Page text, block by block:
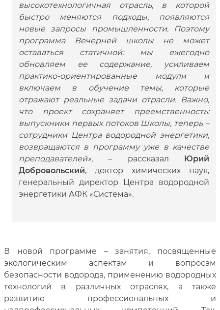
высокотехнологичная отрасль, в которой
быстро меняются подходы, появляются
новые запросы промышленности. Поэтому
программа Вечерней школы не может
оставаться статичной: мы ежегодно
обновляем ее содержание, усиливаем
практико-ориентированные модули и
включаем в обучение темы, которые
отражают реальные задачи отрасли. Важно,
что проект сохраняет преемственность:
выпускники первых потоков Школы, теперь –
сотрудники Центра водородной энергетики,
возвращаются в программу уже в качестве
преподавателей», – рассказал
Юрий
Добровольский, доктор химических наук,
генеральный директор Центра водородной
энергетики АФК «Система».
В новой программе – занятия, посвященные
экологическим аспектам и вопросам
безопасности водорода, применению водородных
технологий в различных отраслях, а также
развитию профессиональных и